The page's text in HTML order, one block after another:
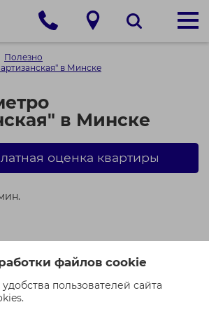
файлов cookie
пользователей сайта
Полезно
в Минске
в Минске
оценка квартиры
конструкции
рядом
доступность